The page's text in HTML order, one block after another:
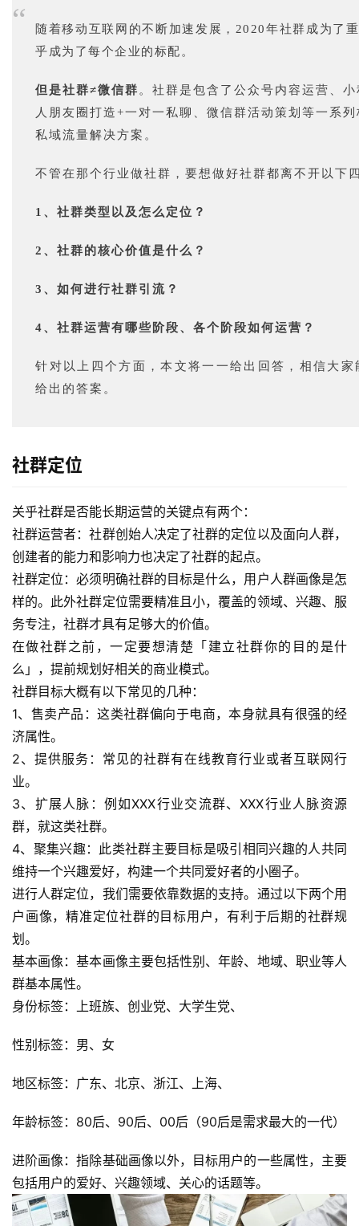
“
随着移动互联网的不断加速发展，2020年社群成为了
乎成为了每个企业的标配。
但是社群≠微信群。社群是包含了公众号内容运营、
人朋友圈打造+一对一私聊、微信群活动策划等一系
私域流量解决方案。
不管在那个行业做社群，要想做好社群都离不开以下
1、社群类型以及怎么定位？
2、社群的核心价值是什么？
3、如何进行社群引流？
4、社群运营有哪些阶段、各个阶段如何运营？
针对以上四个方面，本文将一一给出回答，相信大
给出的答案。
社群定位
关乎社群是否能长期运营的关键点有两个：
社群运营者：社群创始人决定了社群的定位以及面向人群，
创建者的能力和影响力也决定了社群的起点。
社群定位：必须明确社群的目标是什么，用户人群画像是怎
样的。此外社群定位需要精准且小，覆盖的领域、兴趣、服
务专注，社群才具有足够大的价值。
在做社群之前，一定要想清楚「建立社群你的目的是什
么」，提前规划好相关的商业模式。
社群目标大概有以下常见的几种：
1、售卖产品：这类社群偏向于电商，本身就具有很强的经
济属性。
2、提供服务：常见的社群有在线教育行业或者互联网行
业。
3、扩展人脉：例如XXX行业交流群、XXX行业人脉资源
群，就这类社群。
4、聚集兴趣：此类社群主要目标是吸引相同兴趣的人共同
维持一个兴趣爱好，构建一个共同爱好者的小圈子。
进行人群定位，我们需要依靠数据的支持。通过以下两个用
户画像，精准定位社群的目标用户，有利于后期的社群规
划。
基本画像：基本画像主要包括性别、年龄、地域、职业等人
群基本属性。
身份标签：上班族、创业党、大学生党、
性别标签：男、女
地区标签：广东、北京、浙江、上海、
年龄标签：80后、90后、00后（90后是需求最大的一代）
进阶画像：指除基础画像以外，目标用户的一些属性，主要
包括用户的爱好、兴趣领域、关心的话题等。